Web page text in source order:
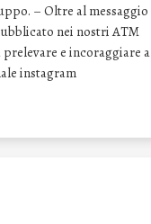
– Oltre al messaggio
nei nostri ATM
e incoraggiare a
instagram